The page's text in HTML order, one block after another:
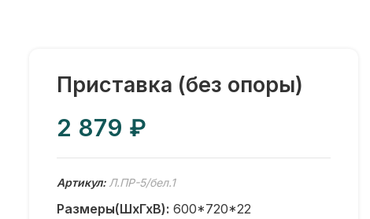
Приставка (без опоры)
₽
Артикул: Л.ПР-5/бел.1
Размеры(ШхГхВ): 600*720*22